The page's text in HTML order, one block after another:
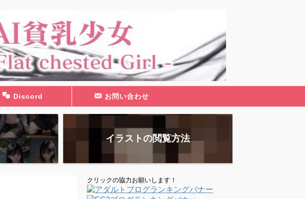
Discord お問い合わせ
イラストの閲覧方法
クリックの協力お願いします！